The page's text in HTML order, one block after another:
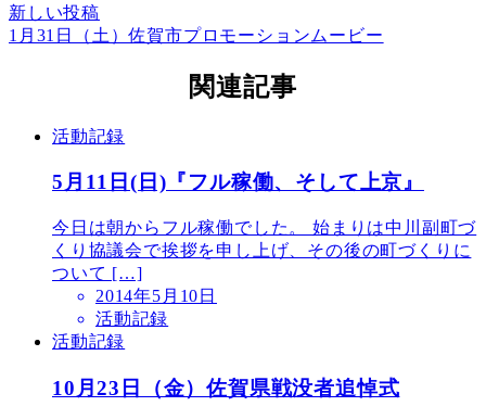
新しい投稿
1月31日（土）佐賀市プロモーションムービー
関連記事
活動記録
5月11日(日)『フル稼働、そして上京』
今日は朝からフル稼働でした。 始まりは中川副町づ
くり協議会で挨拶を申し上げ、その後の町づくりに
ついて […]
2014年5月10日
活動記録
活動記録
10月23日（金）佐賀県戦没者追悼式